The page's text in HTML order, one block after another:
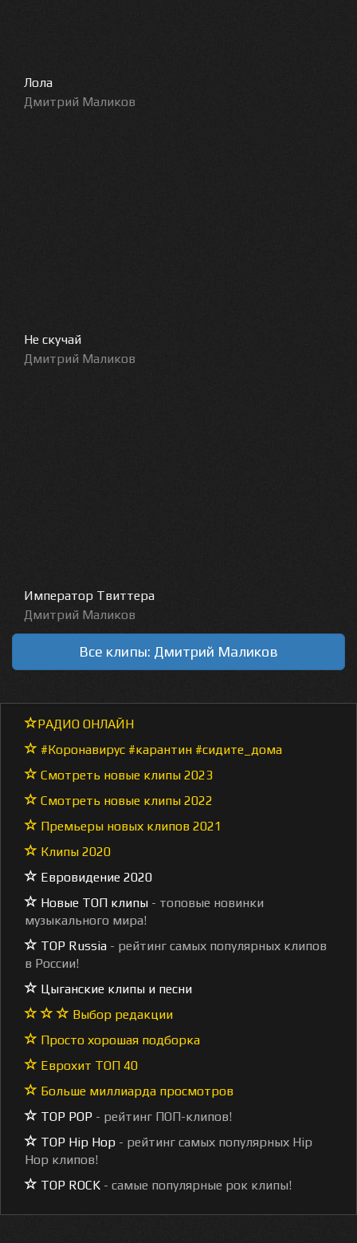
Лола
Дмитрий Маликов
Не скучай
Дмитрий Маликов
Император Твиттера
Дмитрий Маликов
Все клипы: Дмитрий Маликов
РАДИО ОНЛАЙН
#Коронавирус #карантин #сидите_дома
Смотреть новые клипы 2023
Смотреть новые клипы 2022
Премьеры новых клипов 2021
Клипы 2020
Евровидение 2020
Новые ТОП клипы - топовые новинки
музыкального мира!
TOP Russia - рейтинг самых популярных клипов
в России!
Цыганские клипы и песни
Выбор редакции
Просто хорошая подборка
Еврохит ТОП 40
Больше миллиарда просмотров
TOP POP - рейтинг ПОП-клипов!
TOP Hip Hop - рейтинг самых популярных Hip
Hop клипов!
TOP ROCK - самые популярные рок клипы!